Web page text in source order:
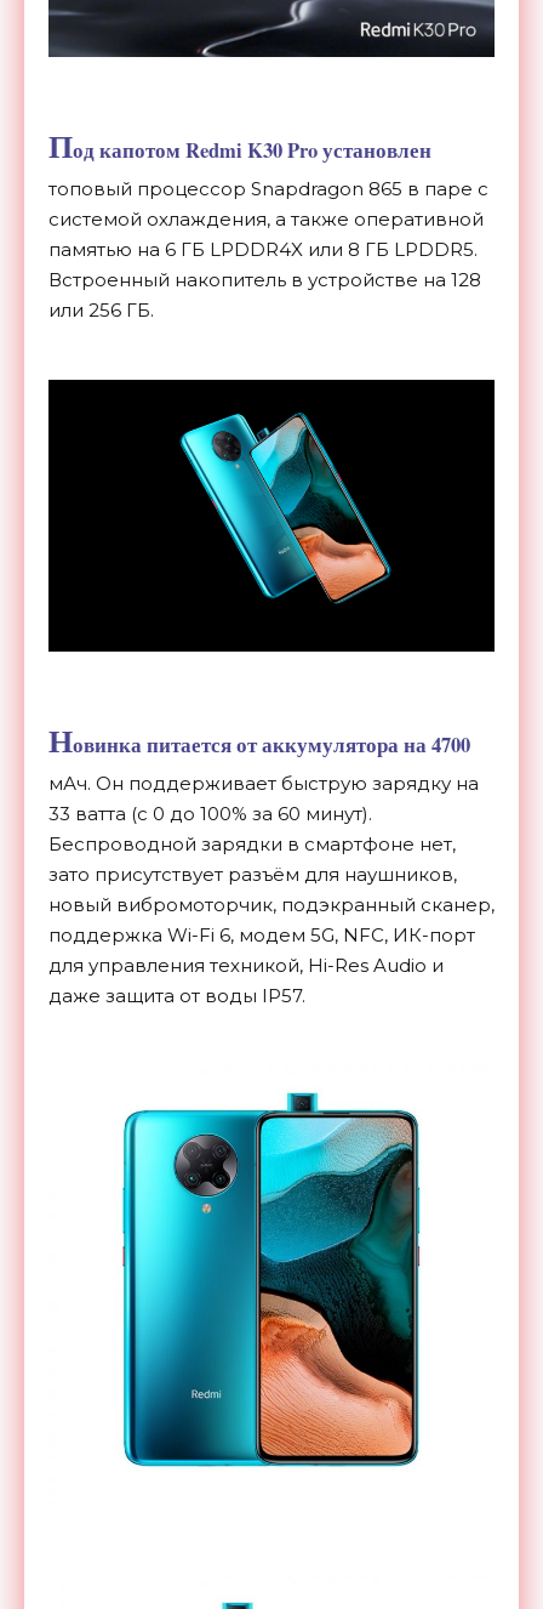
Под капотом Redmi K30 Pro установлен
топовый процессор Snapdragon 865 в паре с
системой охлаждения, а также оперативной
памятью на 6 ГБ LPDDR4X или 8 ГБ LPDDR5.
Встроенный накопитель в устройстве на 128
или 256 ГБ.
Новинка питается от аккумулятора на 4700
мАч. Он поддерживает быструю зарядку на
33 ватта (с 0 до 100% за 60 минут).
Беспроводной зарядки в смартфоне нет,
зато присутствует разъём для наушников,
новый вибромоторчик, подэкранный сканер,
поддержка Wi-Fi 6, модем 5G, NFC, ИК-порт
для управления техникой, Hi-Res Audio и
даже защита от воды IP57.